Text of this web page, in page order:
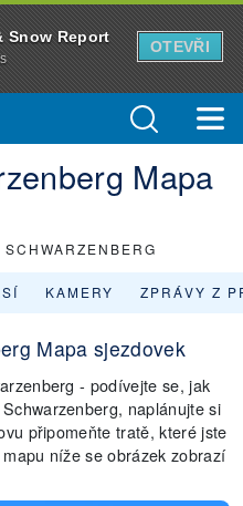
Snow Report
OTEVŘI
Mapa
KAMERY ZPRÁVY Z
Mapa sjezdovek
- podívejte se, jak
naplánujte si
připomeňte tratě, které jste
níže se obrázek zobrazí